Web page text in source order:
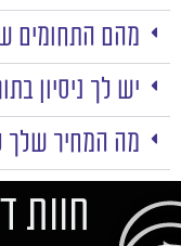
מהם התחומים
יש לך ניסיון
מה המחיר שלך
חוות